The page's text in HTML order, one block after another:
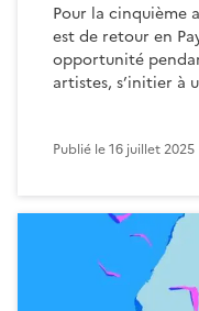
Pour la cinquième
est de retour en
opportunité
artistes, s’initier à
Publié le16 juillet 2025